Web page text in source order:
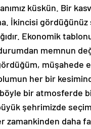
küskün. Bir
İkincisi gördüğünüz
Ekonomik
memnun
müşahede
her bir
bir atmosferde
şehrimizde
daha